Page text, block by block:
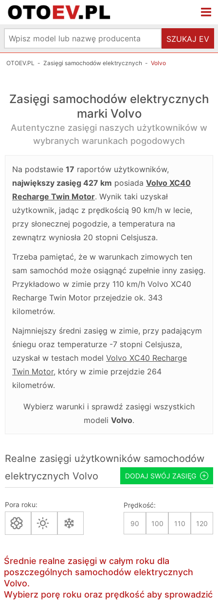
SZUKAJ EV
OTOEV.PL - Zasięgi samochodów elektrycznych - Volvo
Zasięgi samochodów elektrycznych
marki Volvo
Autentyczne zasięgi naszych użytkowników w
wybranych warunkach pogodowych
Na podstawie 17 raportów użytkowników,
największy zasięg 427 km posiada Volvo XC40
Recharge Twin Motor. Wynik taki uzyskał
użytkownik, jadąc z prędkością 90 km/h w lecie,
przy słonecznej pogodzie, a temperatura na
zewnątrz wyniosła 20 stopni Celsjusza.
Trzeba pamiętać, że w warunkach zimowych ten
sam samochód może osiągnąć zupełnie inny zasięg.
Przykładowo w zimie przy 110 km/h Volvo XC40
Recharge Twin Motor przejedzie ok. 343
kilometrów.
Najmniejszy średni zasięg w zimie, przy padającym
śniegu oraz temperaturze -7 stopni Celsjusza,
uzyskał w testach model Volvo XC40 Recharge
Twin Motor, który w zimie przejdzie 264
kilometrów.
Wybierz warunki i sprawdź zasięgi wszystkich
modeli Volvo.
Realne zasięgi użytkowników samochodów
elektrycznych Volvo
DODAJ SWÓJ ZASIĘG
Pora roku: Prędkość:
90 100 110 120
Średnie realne zasięgi w całym roku dla
poszczególnych samochodów elektrycznych
Volvo.
Wybierz porę roku oraz prędkość aby sprowadzić